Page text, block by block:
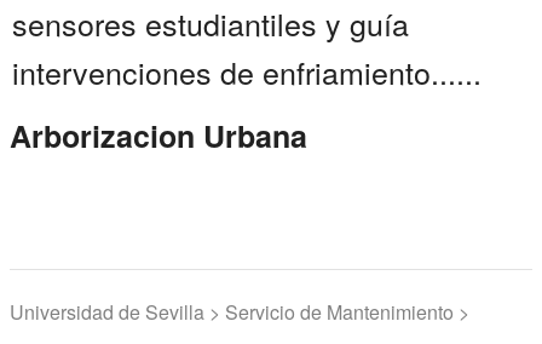
sensores estudiantiles y guía
intervenciones de enfriamiento......
Arborizacion Urbana
Universidad de Sevilla > Servicio de Mantenimiento >